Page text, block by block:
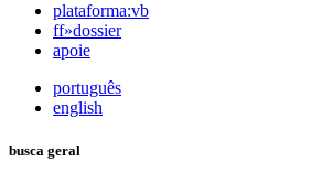
plataforma:vb
ff»dossier
apoie
português
english
busca geral